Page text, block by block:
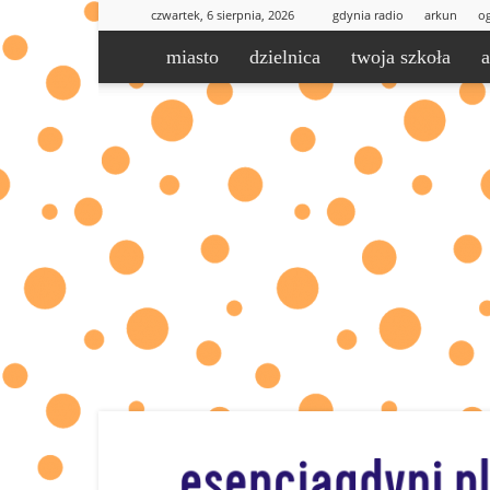
czwartek, 6 sierpnia, 2026 gdynia radio arkun
miasto dzielnica twoja szkoła
|